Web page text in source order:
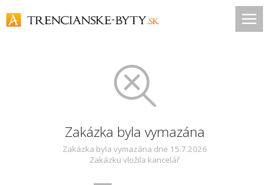
Zakázka byla vymazána
Zakázka byla vymazána dne 15.7.2026
Zakázku vložila kancelář